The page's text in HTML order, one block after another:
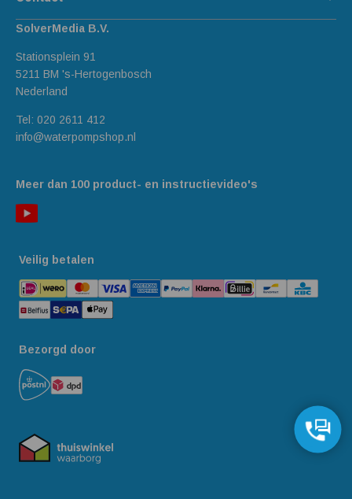
Meer dan 100 product- en instructievideo's
SolverMedia B.V.
Stationsplein 91
5211 BM 's-Hertogenbosch
Nederland
Tel: 020 2611 412
info@waterpompshop.nl
Veilig betalen
Bezorgd door